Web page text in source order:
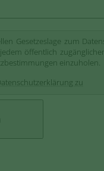
Gesetzeslage zum
öffentlich
einzuholen.
zu